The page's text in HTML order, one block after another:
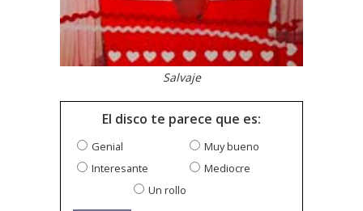
Salvaje
El disco te parece que es:
Genial
Muy bueno
Interesante
Mediocre
Un rollo